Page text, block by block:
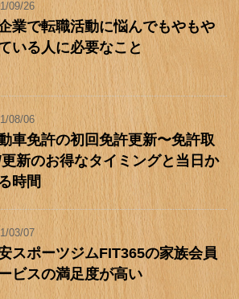
09/26
業で転職活動に悩んでもやもや
いる人に必要なこと
08/06
車免許の初回免許更新〜免許取
新のお得なタイミングと当日か
時間
03/07
スポーツジムFIT365の家族会員
ビスの満足度が高い